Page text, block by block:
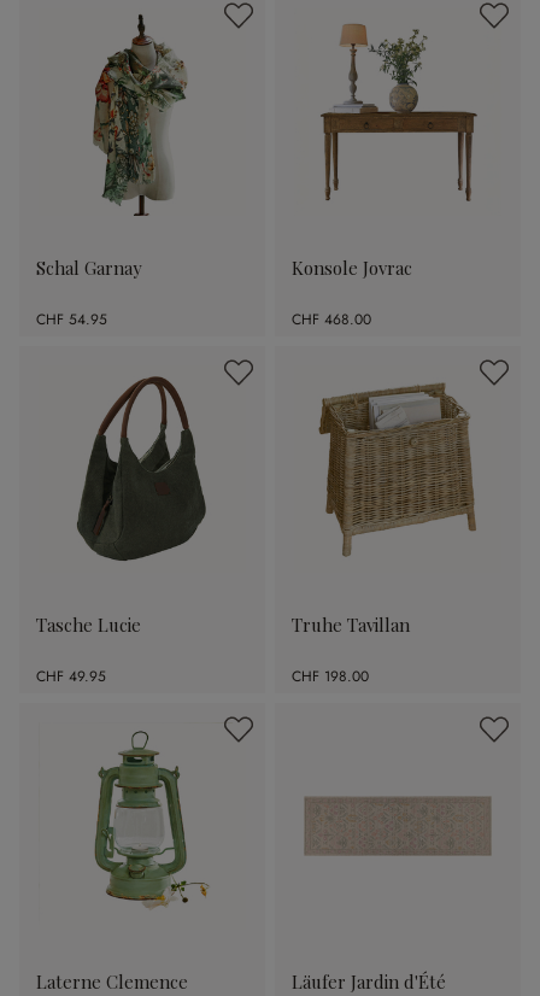
Schal Garnay
CHF 54.95
Konsole Jovrac
CHF 468.00
Tasche Lucie
CHF 49.95
Truhe Tavillan
CHF 198.00
Laterne Clemence Läufer Jardin d'Été